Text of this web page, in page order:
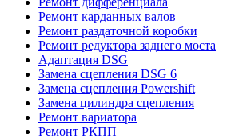
Ремонт карданных валов
Ремонт раздаточной коробки
Ремонт редуктора заднего моста
Адаптация DSG
Замена сцепления DSG 6
Замена сцепления Powershift
Замена цилиндра сцепления
Ремонт вариатора
Ремонт РКПП